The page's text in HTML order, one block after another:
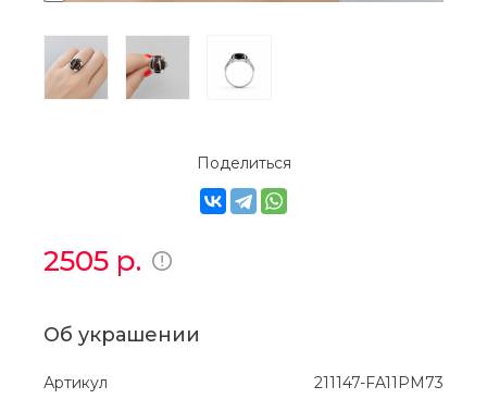
Поделиться
2505 р.
Об украшении
Артикул
211147-FA11PM73